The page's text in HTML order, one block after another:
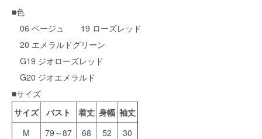
■色
06 ベージュ 19 ローズレッド
20 エメラルドグリーン
G19 ジオローズレッド
G20 ジオエメラルド
■サイズ
サイズ
バスト 着丈 身幅 袖丈
M
79～87 68 52
30